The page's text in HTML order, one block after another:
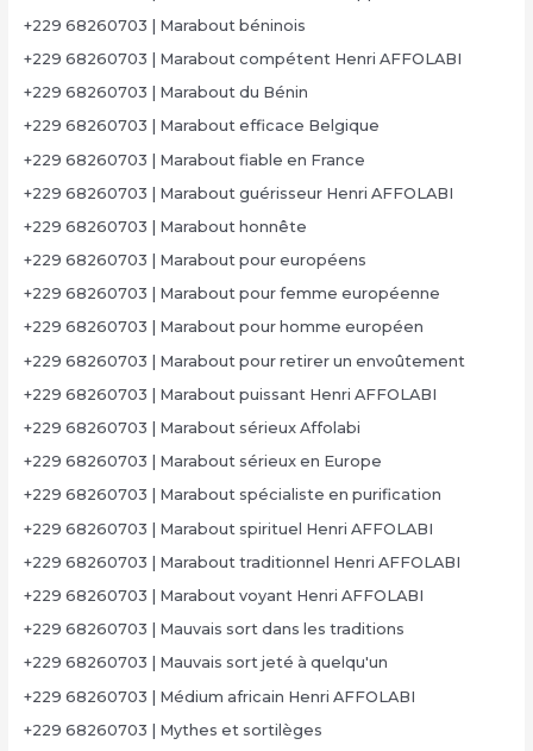
+229 68260703 | Marabout béninois
+229 68260703 | Marabout compétent Henri AFFOLABI
+229 68260703 | Marabout du Bénin
+229 68260703 | Marabout efficace Belgique
+229 68260703 | Marabout fiable en France
+229 68260703 | Marabout guérisseur Henri AFFOLABI
+229 68260703 | Marabout honnête
+229 68260703 | Marabout pour européens
+229 68260703 | Marabout pour femme européenne
+229 68260703 | Marabout pour homme européen
+229 68260703 | Marabout pour retirer un envoûtement
+229 68260703 | Marabout puissant Henri AFFOLABI
+229 68260703 | Marabout sérieux Affolabi
+229 68260703 | Marabout sérieux en Europe
+229 68260703 | Marabout spécialiste en purification
+229 68260703 | Marabout spirituel Henri AFFOLABI
+229 68260703 | Marabout traditionnel Henri AFFOLABI
+229 68260703 | Marabout voyant Henri AFFOLABI
+229 68260703 | Mauvais sort dans les traditions
+229 68260703 | Mauvais sort jeté à quelqu'un
+229 68260703 | Médium africain Henri AFFOLABI
+229 68260703 | Mythes et sortilèges